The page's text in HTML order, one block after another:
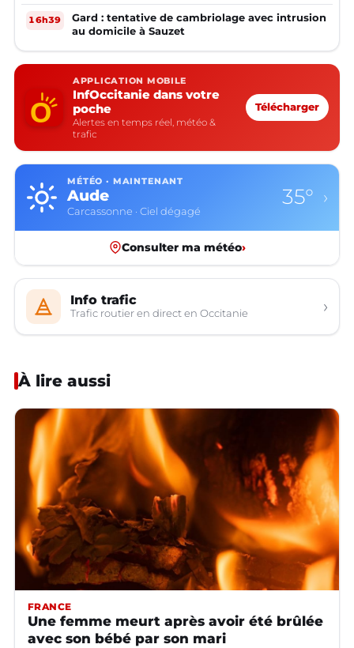
16h39
Gard : tentative de cambriolage avec intrusion
au domicile à Sauzet
APPLICATION MOBILE
InfOccitanie dans votre
poche
Alertes en temps réel, météo &
trafic
Télécharger
MÉTÉO · MAINTENANT
Aude
Carcassonne · Ciel dégagé
35° ›
Consulter ma météo›
Info trafic
Trafic routier en direct en Occitanie ›
À lire aussi
FRANCE
Une femme meurt après avoir été brûlée
avec son bébé par son mari